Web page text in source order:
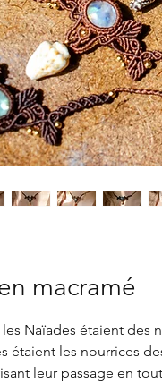
macramé
Naïades étaient des
étaient les nourrices
leur passage en